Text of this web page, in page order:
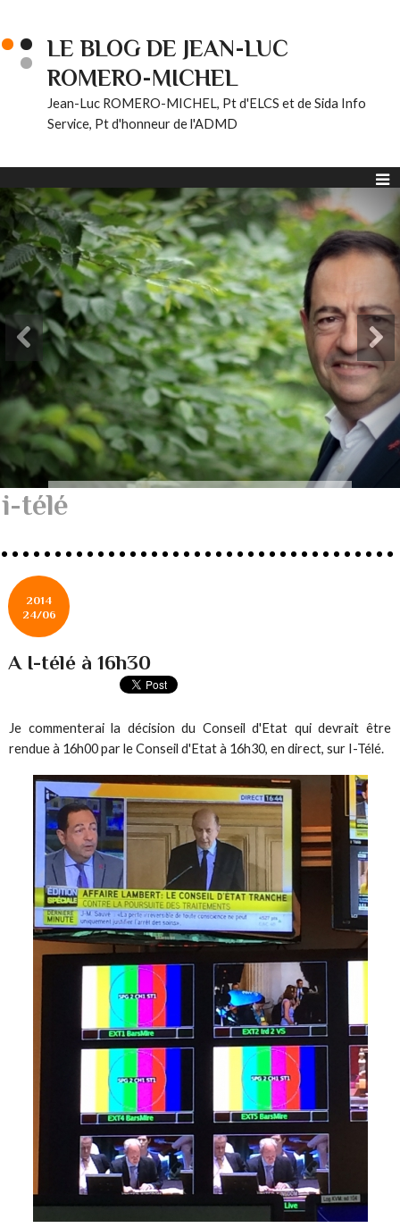
LE BLOG DE JEAN-LUC
ROMERO-MICHEL
Jean-Luc ROMERO-MICHEL, Pt d'ELCS et de Sida Info
Service, Pt d'honneur de l'ADMD
i-télé
2014
24/06
A I-télé à 16h30
Je commenterai la décision du Conseil d'Etat qui devrait être
rendue à 16h00 par le Conseil d'Etat à 16h30, en direct, sur I-Télé.